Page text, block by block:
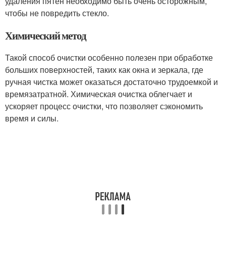
чтобы не повредить стекло.
Химический метод
Такой способ очистки особенно полезен при обработке
больших поверхностей, таких как окна и зеркала, где
ручная чистка может оказаться достаточно трудоемкой и
времязатратной. Химическая очистка облегчает и
ускоряет процесс очистки, что позволяет сэкономить
время и силы.